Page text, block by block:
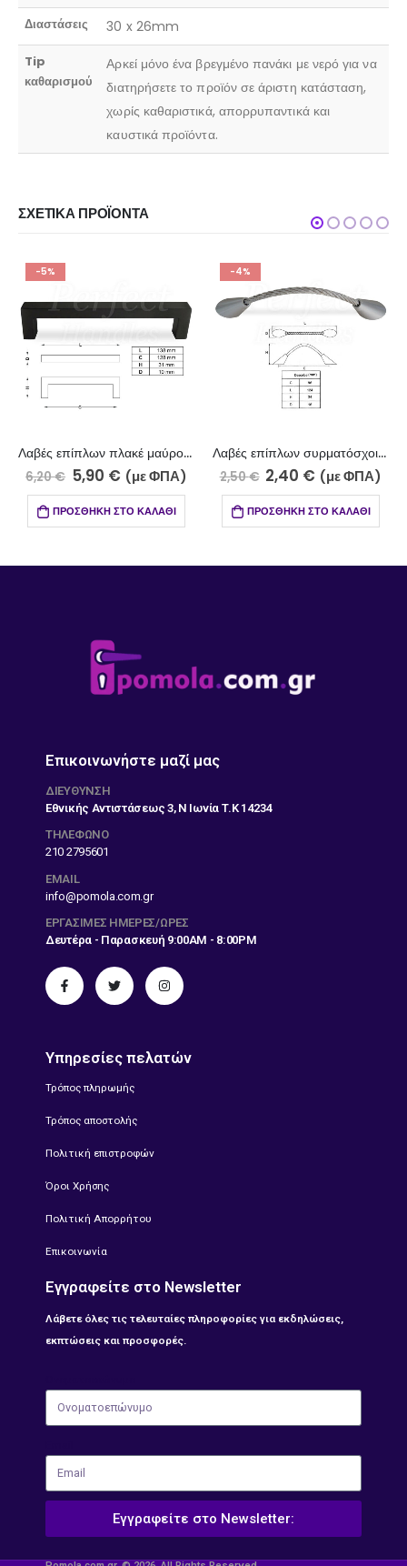
Διαστάσεις 30 x 26mm
Tip
καθαρισμού
Αρκεί μόνο ένα βρεγμένο πανάκι με νερό για να
διατηρήσετε το προϊόν σε άριστη κατάσταση,
χωρίς καθαριστικά, απορρυπαντικά και
καυστικά προϊόντα.
ΣΧΕΤΙΚΆ ΠΡΟΪΌΝΤΑ
-5%
Λαβές επίπλων πλακέ μαύρο 714-7/128
6,20€ 5,90 € (με ΦΠΑ)
ΠΡΟΣΘΉΚΗ ΣΤΟ ΚΑΛΆΘΙ
-4%
Λαβές επίπλων συρματόσχοινο ανοξείδωτο ματ 711-17/96
2,50€ 2,40 € (με ΦΠΑ)
ΠΡΟΣΘΉΚΗ ΣΤΟ ΚΑΛΆΘΙ
Επικοινωνήστε μαζί μας
ΔΙΕΎΘΥΝΣΗ
Εθνικής Αντιστάσεως 3, Ν Ιωνία Τ.Κ 14234
ΤΗΛΕΦΩΝΟ
210 2795601
EMAIL
info@pomola.com.gr
ΕΡΓΆΣΙΜΕΣ ΗΜΈΡΕΣ/ΏΡΕΣ
Δευτέρα - Παρασκευή 9:00AM - 8:00PM
Υπηρεσίες πελατών
Τρόπος πληρωμής
Τρόπος αποστολής
Πολιτική επιστροφών
Όροι Χρήσης
Πολιτική Απορρήτου
Επικοινωνία
Εγγραφείτε στο Newsletter
Λάβετε όλες τις τελευταίες πληροφορίες για εκδηλώσεις,
εκπτώσεις και προσφορές.
Εγγραφείτε στο Newsletter: